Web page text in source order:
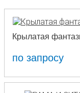
Крылатая
по запросу